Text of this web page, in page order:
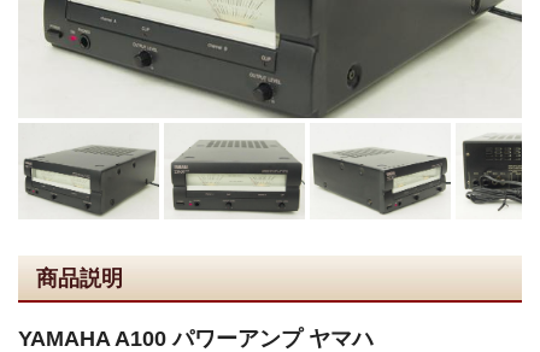
商品説明
YAMAHA A100 パワーアンプ ヤマハ